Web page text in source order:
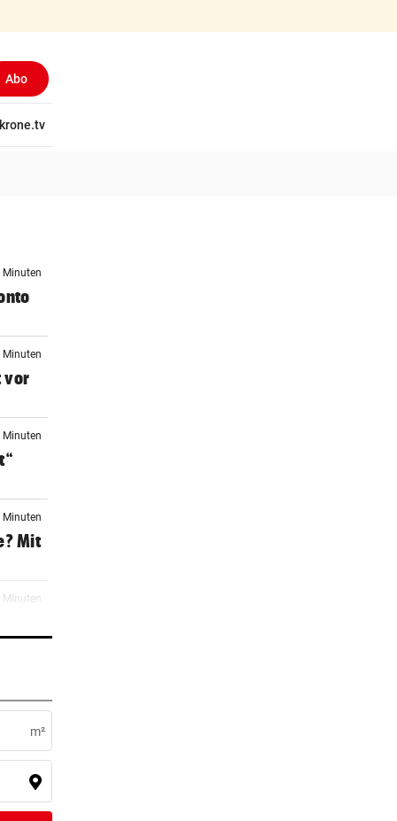
Abo
krone.tv
Minuten
Minuten
vor
Minuten
Minuten
Mit
Minuten
Minuten
m²